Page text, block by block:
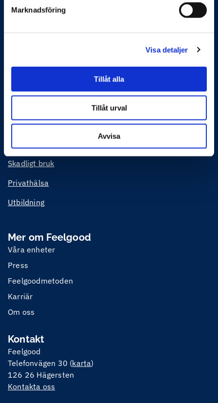
Marknadsföring
Visa detaljer
Tillåt alla
Tillåt urval
Avvisa
vi genom systematiskt och förebyggande arbete med
och vid behov rehabilitering eller krishantering. Vi möter
våra kunder både digitalt och fysiskt över hela Sverige.
Feelgoods tjänster
Företagshälsa
Skadligt bruk
Privathälsa
Utbildning
Mer om Feelgood
Våra enheter
Press
Feelgoodmetoden
Karriär
Om oss
Kontakt
Feelgood
Telefonvägen 30 (karta)
126 26 Hägersten
Kontakta oss